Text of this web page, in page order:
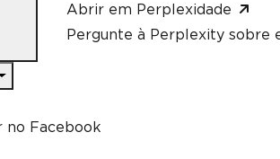
Abrir em Perplexidade
Pergunte à Perplexity sobre
no Facebook